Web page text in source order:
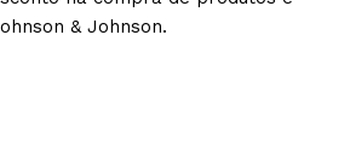
& Johnson.